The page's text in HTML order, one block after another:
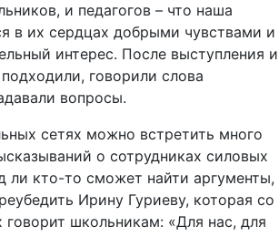
и педагогов – что наша
в их сердцах добрыми чувствами и
интерес. После выступления и
говорили слова
вопросы.
сетях можно встретить много
о сотрудниках силовых
ли кто-то сможет найти аргументы,
Ирину Гуриеву, которая со
говорит школьникам: «Для нас, для